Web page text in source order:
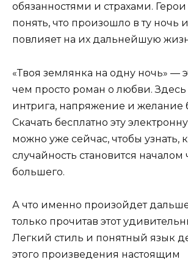
обязанностями и страхами.
понять, что произошло в ту ночь
повлияет на их дальнейшую
«Твоя землянка на одну ночь» —
чем просто роман о любви. Здесь
интрига, напряжение и желание
Скачать бесплатно эту
можно уже сейчас, чтобы узнать,
случайность становится началом
большего.
А что именно произойдет
только прочитав этот
Легкий стиль и понятный язык
этого произведения настоящим